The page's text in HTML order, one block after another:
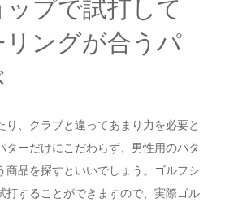
プで試打して
ングが合うパ
り、クラブと違ってあまり力を必要と
ターだけにこだわらず、男性用のパタ
商品を探すといいでしょう。ゴルフシ
打することができますので、実際ゴル